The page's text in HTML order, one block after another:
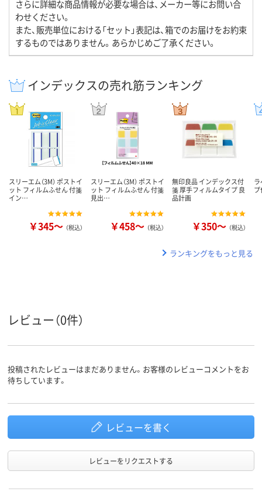
さらに詳細な商品情報が必要な場合は、メーカー等にお問い合
わせください。
また、販売単位における「セット」表記は、箱でのお届けをお約束
するものではありません。あらかじめご了承ください。
インデックスの売れ筋ランキング
スリーエム（3M） ポストイ
ット フィルムふせん 付箋
イン…
￥345～ （税込）
スリーエム（3M） ポストイ
ット フィルムふせん 付箋
見出…
￥458～ （税込）
無印良品 インデックス付
箋 厚手フィルムタイプ 良
品計画
￥350～ （税込）
ランキングをもっと見る
レビュー（0件）
投稿されたレビューはまだありません。お客様のレビューコメントをお
待ちしています。
レビューを書く
レビューをリクエストする